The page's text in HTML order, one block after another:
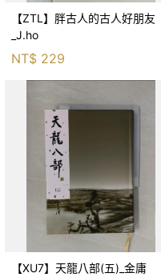
【ZTL】胖古人的古人好朋友
_J.ho
NT$ 229
【XU7】天龍八部(五)_金庸